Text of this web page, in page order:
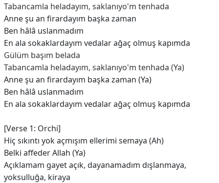
Tabancamla heladayım, saklanıyo'm tenhada
Anne şu an firardayım başka zaman
Ben hâlâ uslanmadım
En ala sokaklardayım vedalar ağaç olmuş kapımda
Gülüm başım belada
Tabancamla heladayım, saklanıyo'm tenhada (Ya)
Anne şu an firardayım başka zaman (Ya)
Ben hâlâ uslanmadım
En ala sokaklardayım vedalar ağaç olmuş kapımda
[Verse 1: Orchi]
Hiç sıkıntı yok açmışım ellerimi semaya (Ah)
Belki affeder Allah (Ya)
Açıklamam gayet açık, dayanamadım dışlanmaya,
yoksulluğa, kiraya